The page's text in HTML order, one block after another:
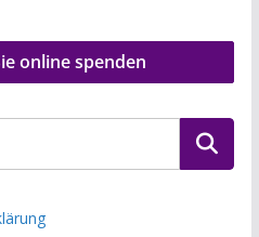
online spenden